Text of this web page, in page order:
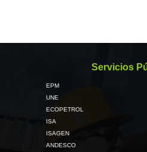
Servicios
EPM
UNE
ECOPETROL
ISA
ISAGEN
ANDESCO